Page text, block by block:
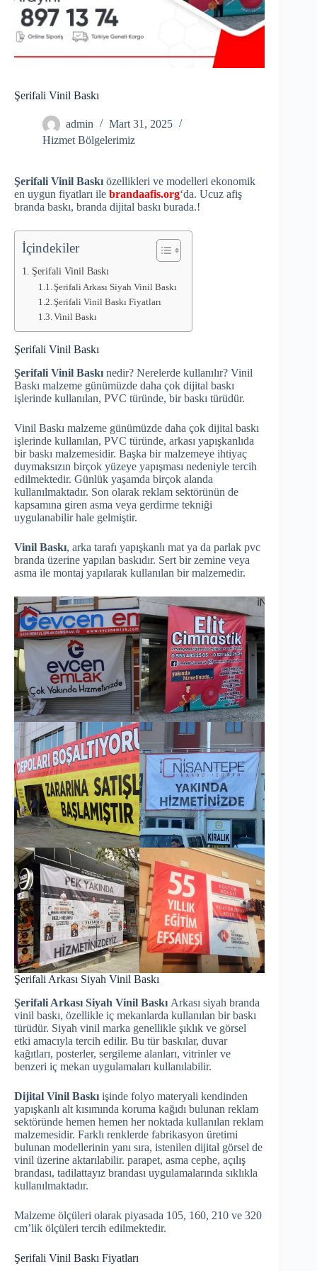
Şerifali Vinil Baskı
admin
Mart 31, 2025
Hizmet Bölgelerimiz
Şerifali Vinil Baskı özellikleri ve modelleri ekonomik
en uygun fiyatları ile brandaafis.org‘da. Ucuz afiş
branda baskı, branda dijital baskı burada.!
İçindekiler
Şerifali Vinil Baskı
Şerifali Arkası Siyah Vinil Baskı
Şerifali Vinil Baskı Fiyatları
Vinil Baskı
Şerifali Vinil Baskı
Şerifali Vinil Baskı nedir? Nerelerde kullanılır? Vinil
Baskı malzeme günümüzde daha çok dijital baskı
işlerinde kullanılan, PVC türünde, bir baskı türüdür.
Vinil Baskı malzeme günümüzde daha çok dijital baskı
işlerinde kullanılan, PVC türünde, arkası yapışkanlıda
bir baskı malzemesidir. Başka bir malzemeye ihtiyaç
duymaksızın birçok yüzeye yapışması nedeniyle tercih
edilmektedir. Günlük yaşamda birçok alanda
kullanılmaktadır. Son olarak reklam sektörünün de
kapsamına giren asma veya gerdirme tekniği
uygulanabilir hale gelmiştir.
Vinil Baskı, arka tarafı yapışkanlı mat ya da parlak pvc
branda üzerine yapılan baskıdır. Sert bir zemine veya
asma ile montaj yapılarak kullanılan bir malzemedir.
Şerifali Arkası Siyah Vinil Baskı
Şerifali Arkası Siyah Vinil Baskı Arkası siyah branda
vinil baskı, özellikle iç mekanlarda kullanılan bir baskı
türüdür. Siyah vinil marka genellikle şıklık ve görsel
etki amacıyla tercih edilir. Bu tür baskılar, duvar
kağıtları, posterler, sergileme alanları, vitrinler ve
benzeri iç mekan uygulamaları kullanılabilir.
Dijital Vinil Baskı işinde folyo materyali kendinden
yapışkanlı alt kısımında koruma kağıdı bulunan reklam
sektöründe hemen hemen her noktada kullanılan reklam
malzemesidir. Farklı renklerde fabrikasyon üretimi
bulunan modellerinin yanı sıra, istenilen dijital görsel de
vinil üzerine aktarılabilir. parapet, asma cephe, açılış
brandası, tadilattayız brandası uygulamalarında sıklıkla
kullanılmaktadır.
Malzeme ölçüleri olarak piyasada 105, 160, 210 ve 320
cm’lik ölçüleri tercih edilmektedir.
Şerifali Vinil Baskı Fiyatları